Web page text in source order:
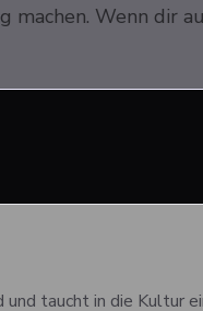
machen. Wenn dir
und taucht in die Kultur